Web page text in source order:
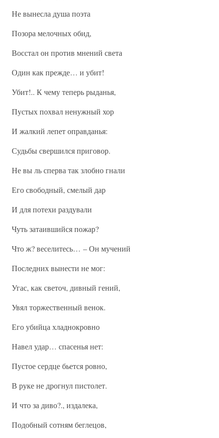
Не вынесла душа поэта
Позора мелочных обид,
Восстал он против мнений света
Один как прежде… и убит!
Убит!.. К чему теперь рыданья,
Пустых похвал ненужный хор
И жалкий лепет оправданья:
Судьбы свершился приговор.
Не вы ль сперва так злобно гнали
Его свободный, смелый дар
И для потехи раздували
Чуть затаившийся пожар?
Что ж? веселитесь… – Он мучений
Последних вынести не мог:
Угас, как светоч, дивный гений,
Увял торжественный венок.
Его убийца хладнокровно
Навел удар… спасенья нет:
Пустое сердце бьется ровно,
В руке не дрогнул пистолет.
И что за диво?., издалека,
Подобный сотням беглецов,